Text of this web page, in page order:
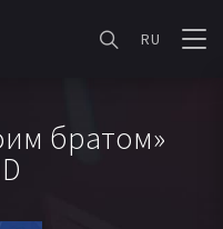
RU
братом»